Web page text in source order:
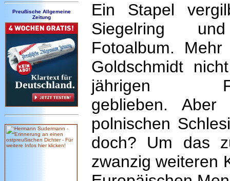
Preußische Allgemeine
Zeitung
Ein Stapel
Siegelring
Fotoalbum.
Goldschmidt
jährigen
geblieben.
polnischen
doch? Um das
zwanzig weiteren